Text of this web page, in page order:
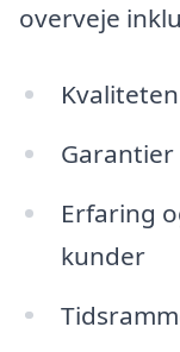
overveje
Erfaring
kunder